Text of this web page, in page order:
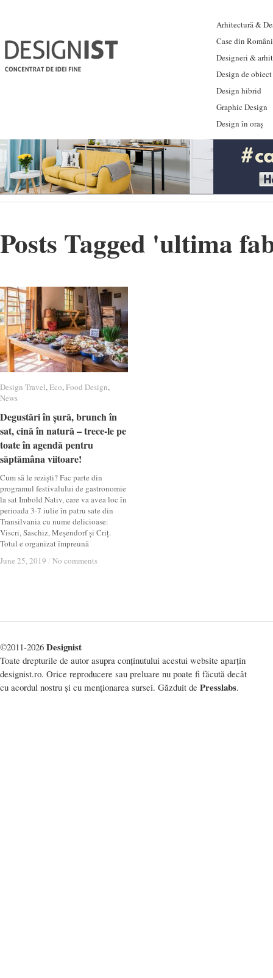
Arhitectură &
Case din
Designeri &
Design de obiect
Design hibrid
Graphic Design
Design în oraș
Posts Tagged 'ultima
Design Travel,Eco,Food Design,
News
Degustări în șură, brunch în
sat, cină în natură – trece-le pe
toate în agendă pentru
săptămâna viitoare!
Cum să le reziști? Fac parte din
programul festivalului de gastronomie
la sat Imbold Nativ, care va avea loc în
perioada 3-7 iulie în patru sate din
Transilvania cu nume delicioase:
Viscri, Saschiz, Meșendorf și Criț.
Totul e organizat împreună
June 25, 2019 / No comments
Design Travel Eco Food Design
News
Degustări în șură, brunch în
sat, cină în natură – trece-le pe
toate în agendă pentru
săptămâna viitoare!
June 25, 2019 / No comments
©2011-2026 Designist
Toate drepturile de autor asupra conținutului acestui website aparțin
designist.ro. Orice reproducere sau preluare nu poate fi făcută decât
cu acordul nostru și cu menționarea sursei. Găzduit de Presslabs.